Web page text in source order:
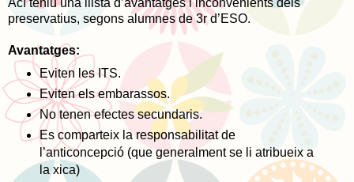
preservatius, segons alumnes de 3r d’ESO.
Avantatges:
Eviten les ITS.
Eviten els embarassos.
No tenen efectes secundaris.
Es comparteix la responsabilitat de
l’anticoncepció (que generalment se li atribueix a
la xica)